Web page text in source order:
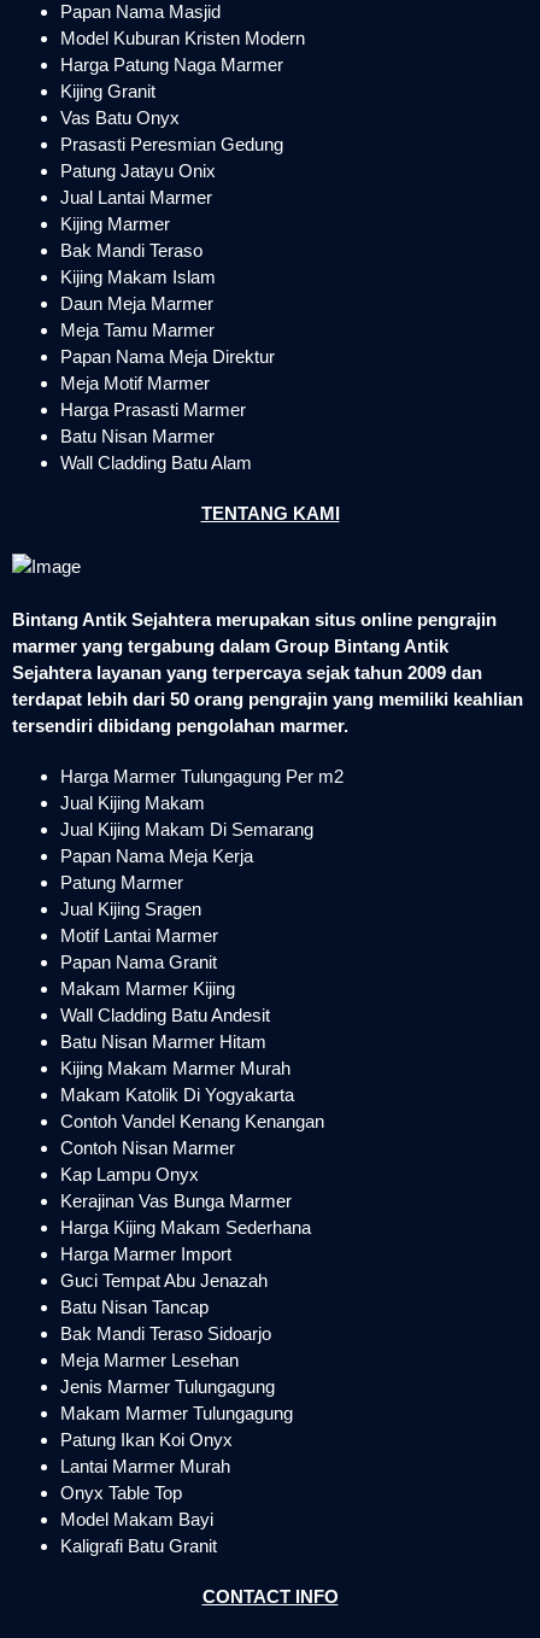
Papan Nama Masjid
Model Kuburan Kristen Modern
Harga Patung Naga Marmer
Kijing Granit
Vas Batu Onyx
Prasasti Peresmian Gedung
Patung Jatayu Onix
Jual Lantai Marmer
Kijing Marmer
Bak Mandi Teraso
Kijing Makam Islam
Daun Meja Marmer
Meja Tamu Marmer
Papan Nama Meja Direktur
Meja Motif Marmer
Harga Prasasti Marmer
Batu Nisan Marmer
Wall Cladding Batu Alam
TENTANG KAMI
Bintang Antik Sejahtera merupakan situs online pengrajin
marmer yang tergabung dalam Group Bintang Antik
Sejahtera layanan yang terpercaya sejak tahun 2009 dan
terdapat lebih dari 50 orang pengrajin yang memiliki keahlian
tersendiri dibidang pengolahan marmer.
Harga Marmer Tulungagung Per m2
Jual Kijing Makam
Jual Kijing Makam Di Semarang
Papan Nama Meja Kerja
Patung Marmer
Jual Kijing Sragen
Motif Lantai Marmer
Papan Nama Granit
Makam Marmer Kijing
Wall Cladding Batu Andesit
Batu Nisan Marmer Hitam
Kijing Makam Marmer Murah
Makam Katolik Di Yogyakarta
Contoh Vandel Kenang Kenangan
Contoh Nisan Marmer
Kap Lampu Onyx
Kerajinan Vas Bunga Marmer
Harga Kijing Makam Sederhana
Harga Marmer Import
Guci Tempat Abu Jenazah
Batu Nisan Tancap
Bak Mandi Teraso Sidoarjo
Meja Marmer Lesehan
Jenis Marmer Tulungagung
Makam Marmer Tulungagung
Patung Ikan Koi Onyx
Lantai Marmer Murah
Onyx Table Top
Model Makam Bayi
Kaligrafi Batu Granit
CONTACT INFO